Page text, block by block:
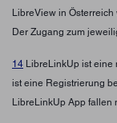
LibreView in
Der Zugang zum
14 LibreLinkUp ist
ist eine Registrierung
LibreLinkUp App fallen